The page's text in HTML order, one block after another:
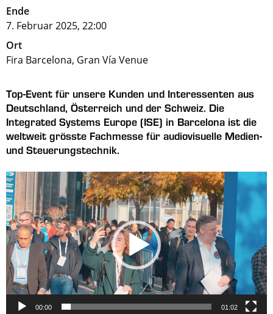
Ende
7. Februar 2025, 22:00
Ort
Fira Barcelona, Gran Vía Venue
Top-Event für unsere Kunden und Interessenten aus
Deutschland, Österreich und der Schweiz. Die
Integrated Systems Europe (ISE) in Barcelona ist die
weltweit grösste Fachmesse für audiovisuelle Medien-
und Steuerungstechnik.
Video-
Player
00:00 01:02